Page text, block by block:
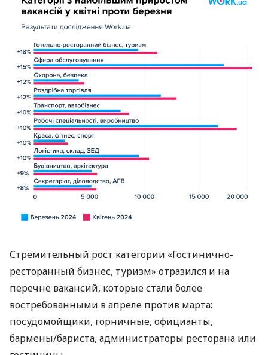
Стремительный рост категории «Гостинично-
ресторанный бизнес, туризм» отразился и на
перечне вакансий, которые стали более
востребованными в апреле против марта:
посудомойщики, горничные, официанты,
бармены/бариста, администраторы ресторана или